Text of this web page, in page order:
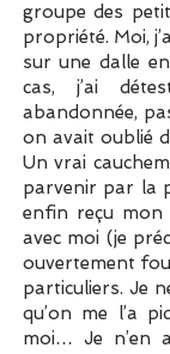
groupe des
propriété. Moi,
sur une dalle
cas, j’ai
abandonnée,
on avait oublié
Un vrai
parvenir par la
enfin reçu mon
avec moi (je
ouvertement
particuliers. Je
qu’on me l’a
moi… Je n’en